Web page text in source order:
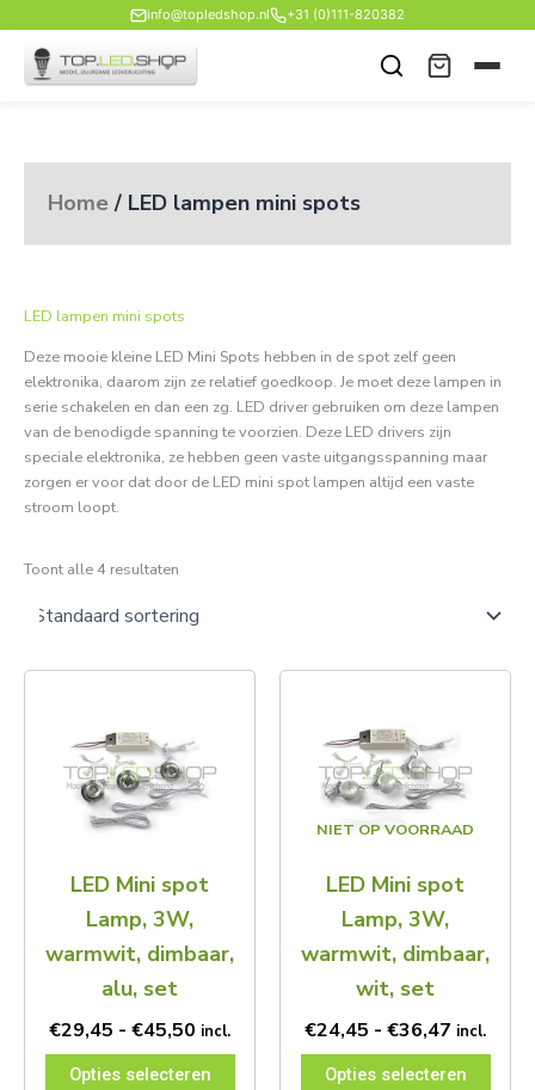
naar
inhoud
info@topledshop.nl +31 (0)111-820382
Home/ LED lampen mini spots
LED lampen mini spots
Deze mooie kleine LED Mini Spots hebben in de spot zelf geen
elektronika, daarom zijn ze relatief goedkoop. Je moet deze lampen in
serie schakelen en dan een zg. LED driver gebruiken om deze lampen
van de benodigde spanning te voorzien. Deze LED drivers zijn
speciale elektronika, ze hebben geen vaste uitgangsspanning maar
zorgen er voor dat door de LED mini spot lampen altijd een vaste
stroom loopt.
Toont alle 4 resultaten
LED Mini spot
Lamp, 3W,
warmwit, dimbaar,
alu, set
€29,45 - €45,50
Prijsklasse:
incl.
Opties selecteren
heeft
meerdere
variaties.
Deze
optie
gekozen
worden
op
de
productpagina
NIET OP VOORRAAD
LED Mini spot
Lamp, 3W,
warmwit, dimbaar,
wit, set
€24,45 - €36,47 incl.
Opties selecteren
heeft
meerdere
variaties.
Deze
optie
gekozen
worden
op
de
productpagina